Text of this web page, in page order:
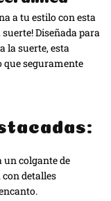
a tu estilo con esta
Diseñada para
la suerte, esta
que seguramente
un colgante de
detalles